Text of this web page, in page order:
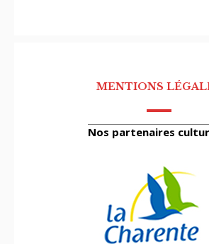
MENTIONS
Nos partenaires